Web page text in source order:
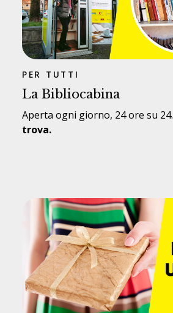
PER TUTTI
La Bibliocabina
Aperta ogni giorno, 24 ore su 24.
trova.